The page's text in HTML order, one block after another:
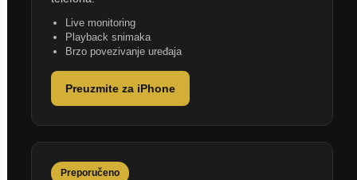
Live monitoring
Playback snimaka
Brzo povezivanje uređaja
Preuzmite za iPhone
Preporučeno